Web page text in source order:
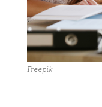
Freepik